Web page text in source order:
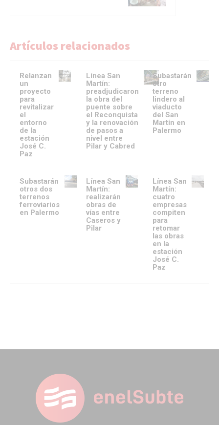
Artículos relacionados
Relanzan
un
proyecto
para
revitalizar
el
entorno
de la
estación
José C.
Paz
Línea San
Martín:
preadjudicaron
la obra del
puente sobre
el Reconquista
y la renovación
de pasos a
nivel entre
Pilar y Cabred
Subastarán
otro
terreno
lindero al
viaducto
del San
Martín en
Palermo
Subastarán
otros dos
terrenos
ferroviarios
en Palermo
Línea San
Martín:
realizarán
obras de
vías entre
Caseros y
Pilar
Línea San
Martín:
cuatro
empresas
compiten
para
retomar
las obras
en la
estación
José C.
Paz